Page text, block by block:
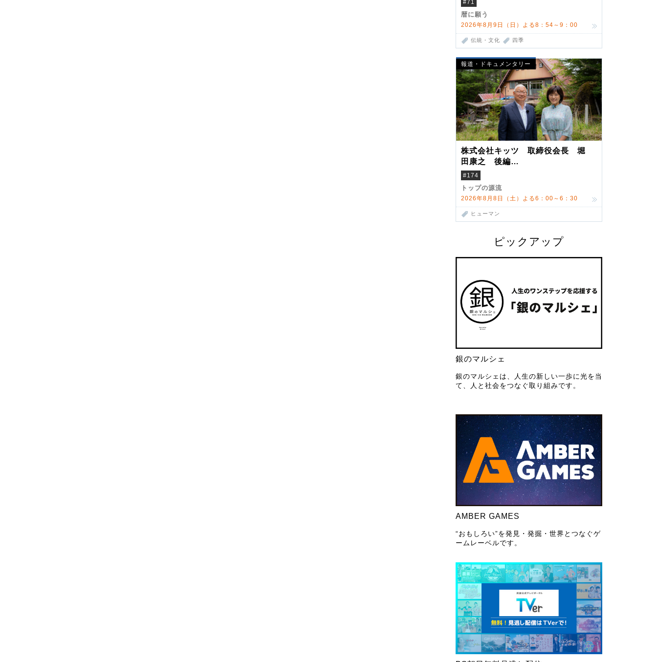
#71
暦に願う
2026年8月9日（日）よる8：54～9：00
伝統・文化 四季
報道・ドキュメンタリー
株式会社キッツ 取締役会長 堀
田康之 後編
米国駐在でも浮かんだ八ヶ岳 山
小屋を営んだ父母
#174
トップの源流
2026年8月8日（土）よる6：00～6：30
ヒューマン
ピックアップ
銀のマルシェ
銀のマルシェは、人生の新しい一歩に光を当
て、人と社会をつなぐ取り組みです。
AMBER GAMES
“おもしろい”を発見・発掘・世界とつなぐゲ
ームレーベルです。